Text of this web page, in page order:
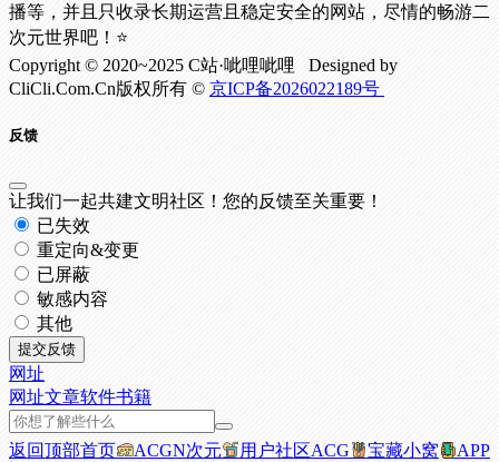
播等，并且只收录长期运营且稳定安全的网站，尽情的畅游二
次元世界吧！⭐
Copyright © 2020~2025 C站·呲哩呲哩 Designed by
CliCli.Com.Cn版权所有 © 京ICP备2026022189号
反馈
让我们一起共建文明社区！您的反馈至关重要！
已失效
重定向&变更
已屏蔽
敏感内容
其他
提交反馈
网址
网址文章软件书籍
返回顶部首页 ACGN次元 用户社区ACG 宝藏小窝 APP